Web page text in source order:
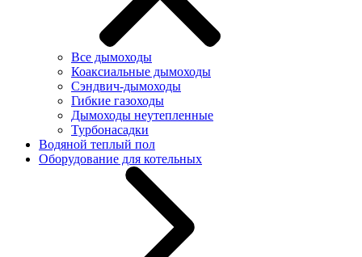
Все дымоходы
Коаксиальные дымоходы
Сэндвич-дымоходы
Гибкие газоходы
Дымоходы неутепленные
Турбонасадки
Водяной теплый пол
Оборудование для котельных